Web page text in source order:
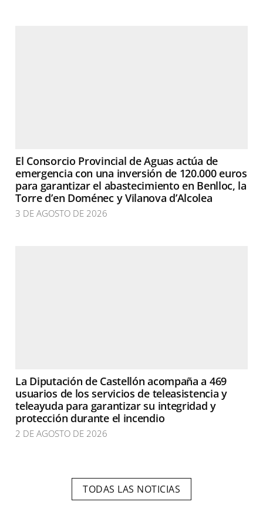
El Consorcio Provincial de Aguas actúa de
emergencia con una inversión de 120.000 euros
para garantizar el abastecimiento en Benlloc, la
Torre d’en Doménec y Vilanova d’Alcolea
3 DE AGOSTO DE 2026
La Diputación de Castellón acompaña a 469
usuarios de los servicios de teleasistencia y
teleayuda para garantizar su integridad y
protección durante el incendio
2 DE AGOSTO DE 2026
TODAS LAS NOTICIAS